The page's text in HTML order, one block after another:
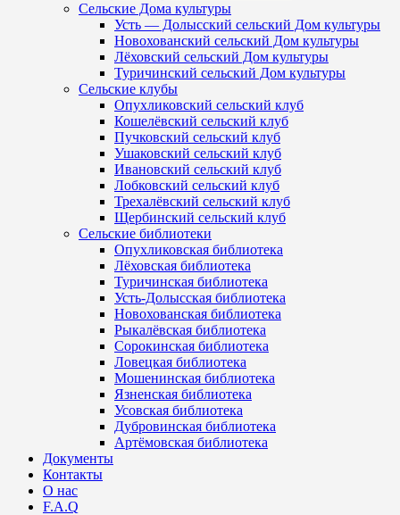
Сельские Дома культуры
Усть — Долысский сельский Дом культуры
Новохованский сельский Дом культуры
Лёховский сельский Дом культуры
Туричинский сельский Дом культуры
Сельские клубы
Опухликовский сельский клуб
Кошелёвский сельский клуб
Пучковский сельский клуб
Ушаковский сельский клуб
Ивановский сельский клуб
Лобковский сельский клуб
Трехалёвский сельский клуб
Щербинский сельский клуб
Сельские библиотеки
Опухликовская библиотека
Лёховская библиотека
Туричинская библиотека
Усть-Долысская библиотека
Новохованская библиотека
Рыкалёвская библиотека
Сорокинская библиотека
Ловецкая библиотека
Мошенинская библиотека
Язненская библиотека
Усовская библиотека
Дубровинская библиотека
Артёмовская библиотека
Документы
Контакты
О нас
F.A.Q